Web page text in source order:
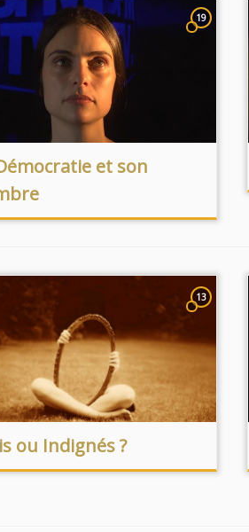
19
et son
13
ou Indignés ?